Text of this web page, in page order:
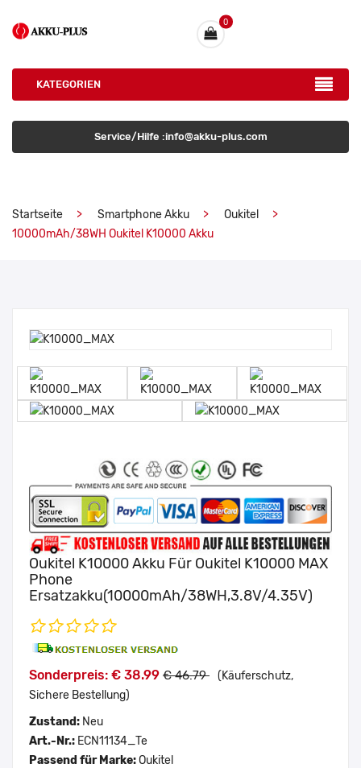
0
KATEGORIEN
Service/Hilfe :info@akku-plus.com
Startseite Smartphone Akku
Oukitel
10000mAh/38WH Oukitel K10000 Akku
Oukitel K10000 Akku Für Oukitel K10000 MAX
Phone
Ersatzakku(10000mAh/38WH,3.8V/4.35V)
Sonderpreis: € 38.99 € 46.79 (Käuferschutz,
Sichere Bestellung)
Zustand: Neu
Art.-Nr.: ECN11134_Te
Passend für Marke:Oukitel